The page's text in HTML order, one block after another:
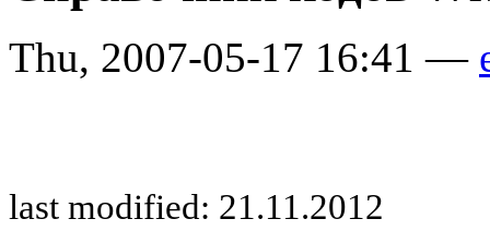
Thu, 2007-05-17 16:41 —
last modified: 21.11.2012